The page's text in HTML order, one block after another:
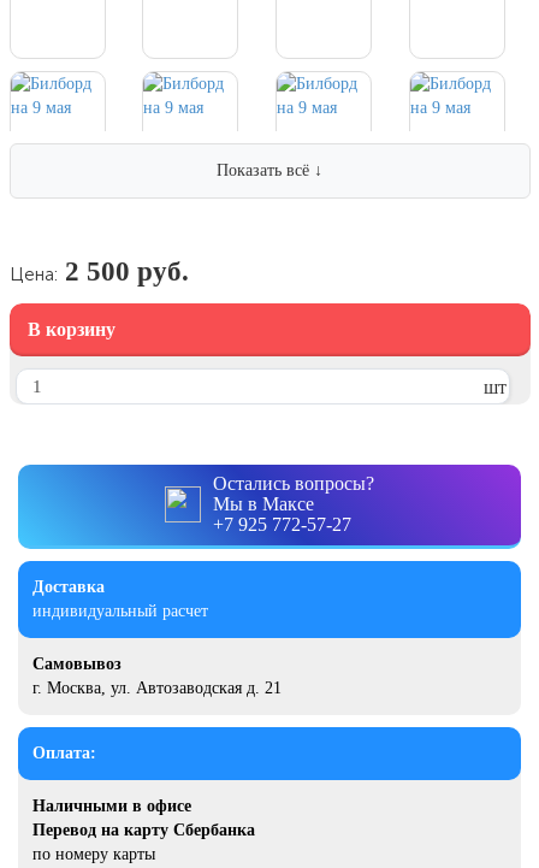
7 ноября, День Октябрьской
революции
внутренних дел РФ
День матери (последнее воскресенье
ноября)
контрнаступления советских войск
9 декабря, Международный день
9 декабря, День Героев Отечества
12 декабря, День конституции РФ
20 декабря, День работника органов
Новогоднее оформление
Рождество Христово
19 января, Крещение Господне
25 января, Татьянин день
14 февраля, День Святого
Валентина
Показать всё ↓
Цена: 2 500 руб.
В корзину
шт
Остались вопросы?
Мы в Максе
+7 925 772-57-27
Доставка
индивидуальный расчет
Самовывоз
г. Москва, ул. Автозаводская д. 21
Оплата:
Наличными в офисе
Перевод на карту Сбербанка
по номеру карты